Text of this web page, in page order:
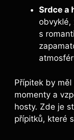
Srdce a
‍obvyklé,
s
Přípitek by
momenty a
hosty. Zde ​je
přípitků, ⁤které